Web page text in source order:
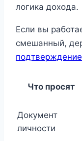
логика дохода.
Если вы
смешанный,
Что просят
Документ
личности